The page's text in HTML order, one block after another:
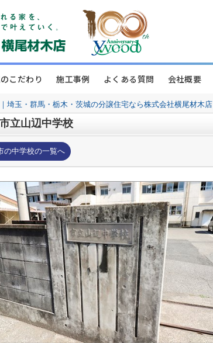
こだわり 施工事例 よくある質問 会社概要
埼玉・群馬・栃木・茨城の分譲住宅なら株式会社横尾材木店
立山辺中学校
の中学校の一覧へ